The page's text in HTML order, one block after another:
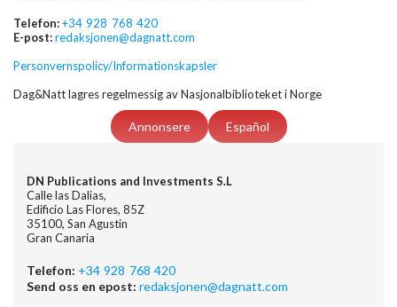
Telefon:+34 928 768 420
E-post:redaksjonen@dagnatt.com
Personvernspolicy/Informationskapsler
Dag&Natt lagres regelmessig av Nasjonalbiblioteket i Norge
Annonsere Español
DN Publications and Investments S.L
Calle las Dalias,
Edificio Las Flores, 85Z
35100, San Agustin
Gran Canaria
Telefon: +34 928 768 420
Send oss en epost: redaksjonen@dagnatt.com